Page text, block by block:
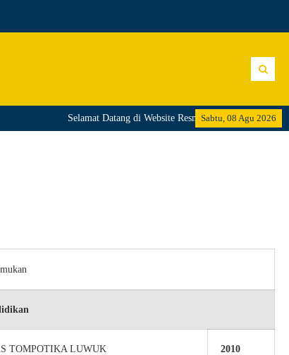
Sabtu, 08 Agu 2026
Selamat Datang di Website Resmi SMA Negeri 2
TOMPOTIKA LUWUK 2010